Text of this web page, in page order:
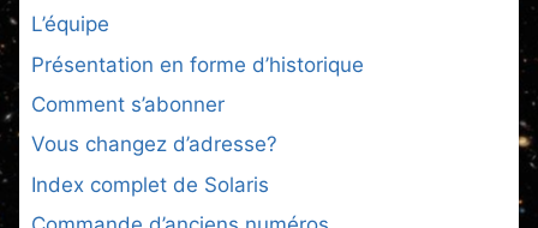
L’équipe
Présentation en forme d’historique
Comment s’abonner
Vous changez d’adresse?
Index complet de Solaris